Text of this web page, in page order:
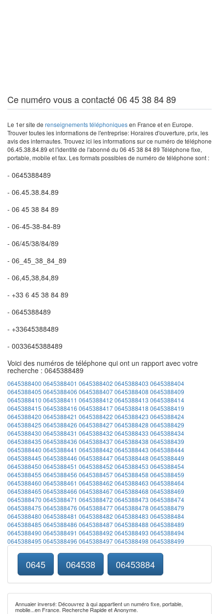
Ce numéro vous a contacté 06 45 38 84 89
Le 1er site de renseignements téléphoniquesen France et en Europe.
Trouver toutes les informations de l'entreprise: Horaires d'ouverture, prix, les
avis des internautes. Trouvez ici les informations sur ce numéro de téléphone
06.45.38.84.89 et l'identité de l'abonné du 06 45 38 84 89 Téléphone fixe,
portable, mobile et fax. Les formats possibles de numéro de téléphone sont :
- 0645388489
- 06.45.38.84.89
- 06 45 38 84 89
- 06-45-38-84-89
- 06/45/38/84/89
- 06_45_38_84_89
- 06,45,38,84,89
- +33 6 45 38 84 89
- 0645388489
- +33645388489
- 0033645388489
Voici des numéros de téléphone qui ont un rapport avec votre
recherche : 0645388489
0645388400 0645388401 0645388402 0645388403 0645388404
0645388405 0645388406 06453884070645388408 0645388409
0645388410 0645388411 0645388412 0645388413 0645388414
0645388415 0645388416 06453884170645388418 0645388419
0645388420 0645388421 0645388422 0645388423 0645388424
0645388425 0645388426 06453884270645388428 0645388429
0645388430 0645388431 0645388432 0645388433 0645388434
0645388435 0645388436 06453884370645388438 0645388439
0645388440 0645388441 0645388442 0645388443 0645388444
0645388445 0645388446 06453884470645388448 0645388449
0645388450 0645388451 0645388452 0645388453 0645388454
0645388455 0645388456 06453884570645388458 0645388459
0645388460 0645388461 0645388462 0645388463 0645388464
0645388465 0645388466 06453884670645388468 0645388469
0645388470 0645388471 0645388472 0645388473 0645388474
0645388475 0645388476 06453884770645388478 0645388479
0645388480 0645388481 0645388482 0645388483 0645388484
0645388485 0645388486 06453884870645388488 0645388489
0645388490 0645388491 0645388492 0645388493 0645388494
0645388495 0645388496 06453884970645388498 0645388499
0645 064538 06453884
Annuaier inversé: Découvrez à qui appartient un numéro fixe, portable,
mobile...en France. Recherche Rapide et Anonyme.